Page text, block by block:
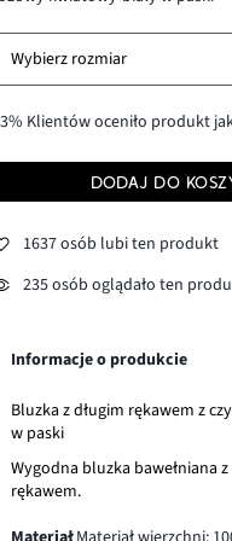
Wybierz rozmiar
Klientów oceniło produkt
DODAJ DO
1637 osób lubi ten produkt
235 osób oglądało ten
Informacje o produkcie
Bluzka z długim rękawem z
w paski
Wygodna bluzka bawełniana
rękawem.